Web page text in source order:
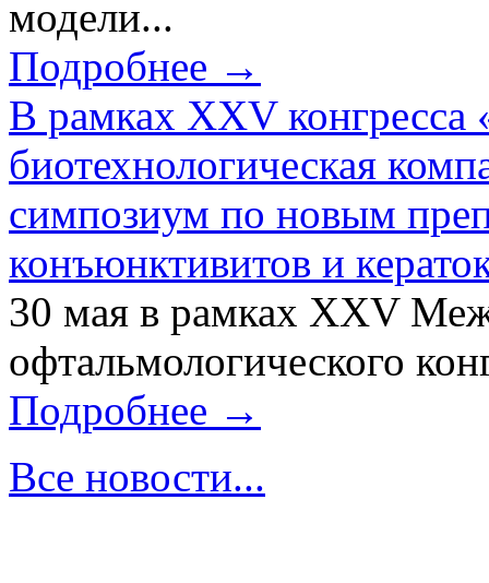
модели...
Подробнее →
В рамках XXV конгресса
биотехнологическая
симпозиум по новым
конъюнктивитов и
30 мая в рамках XXV
офтальмологического
Подробнее →
Все новости...